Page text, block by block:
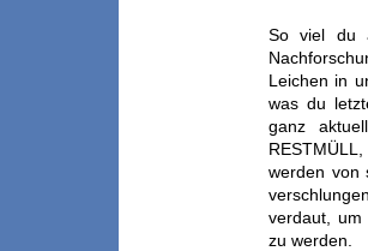
So viel du
Leichen in
was du
ganz
werden von
verdaut, um
zu werden.